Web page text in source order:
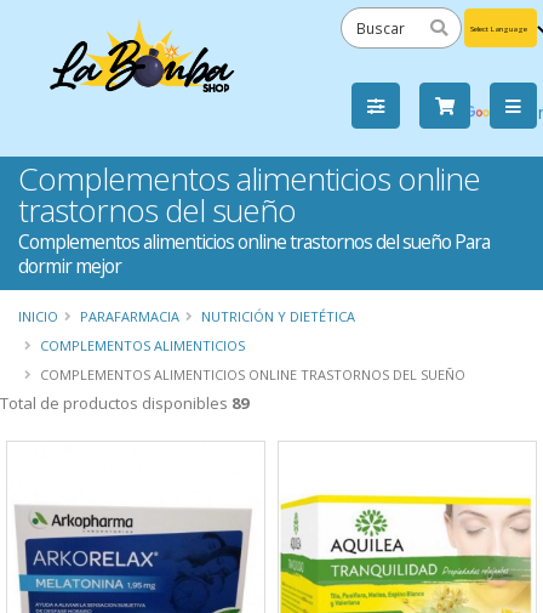
by
Complementos alimenticios online
trastornos del sueño
Complementos alimenticios online trastornos del sueño Para
dormir mejor
INICIO PARAFARMACIA
NUTRICIÓN Y DIETÉTICA
COMPLEMENTOS ALIMENTICIOS
COMPLEMENTOS ALIMENTICIOS ONLINE TRASTORNOS DEL SUEÑO
Total de productos disponibles 89